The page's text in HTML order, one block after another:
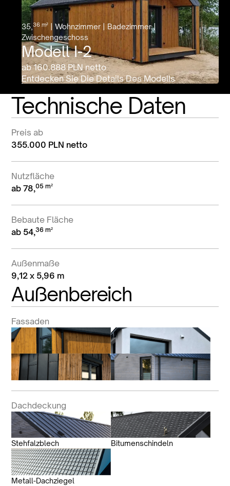
35,36 m²
| Wohnzimmer | Badezimmer |
Zwischengeschoss
Modell I-2
ab 160.888 PLN netto
Entdecken Sie Die Details Des Modells
Technische Daten
Preis ab
355.000 PLN netto
Nutzfläche
ab 78,05 m²
Bebaute Fläche
ab 54,36 m²
Außenmaße
9,12 x 5,96 m
Außenbereich
Fassaden
Dachdeckung
Stehfalzblech Bitumenschindeln
Metall-Dachziegel